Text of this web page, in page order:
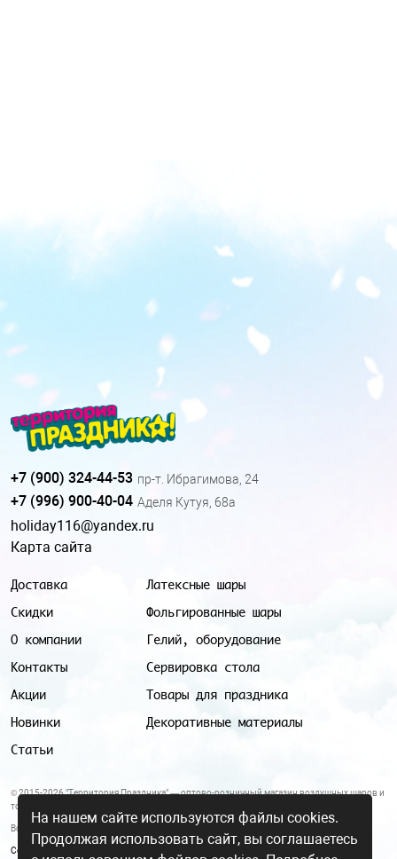
Доставка
Скидки
О компании
Контакты
Акции
Новинки
Статьи
Латексные шары
Фольгированные шары
Гелий, оборудование
Сервировка стола
Товары для праздника
Декоративные материалы
+7 (900) 324-44-53 пр-т. Ибрагимова, 24
+7 (996) 900-40-04 Аделя Кутуя, 68а
holiday116@yandex.ru
Карта сайта
© 2015-2026 "Территория Праздника" — оптово-розничный магазин воздушных шаров и
товаров для праздника.
Все цены и условия, указанные на данном сайте, не являются публичной офертой.
Согласие на обработку персональных данных
На нашем сайте используются файлы cookies.
Продолжая использовать сайт, вы соглашаетесь